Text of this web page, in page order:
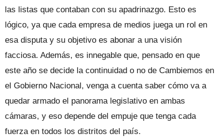
las listas que contaban con su apadrinazgo. Esto es
lógico, ya que cada empresa de medios juega un rol en
esa disputa y su objetivo es abonar a una visión
facciosa. Además, es innegable que, pensado en que
este año se decide la continuidad o no de Cambiemos en
el Gobierno Nacional, venga a cuenta saber cómo va a
quedar armado el panorama legislativo en ambas
cámaras, y eso depende del empuje que tenga cada
fuerza en todos los distritos del país.